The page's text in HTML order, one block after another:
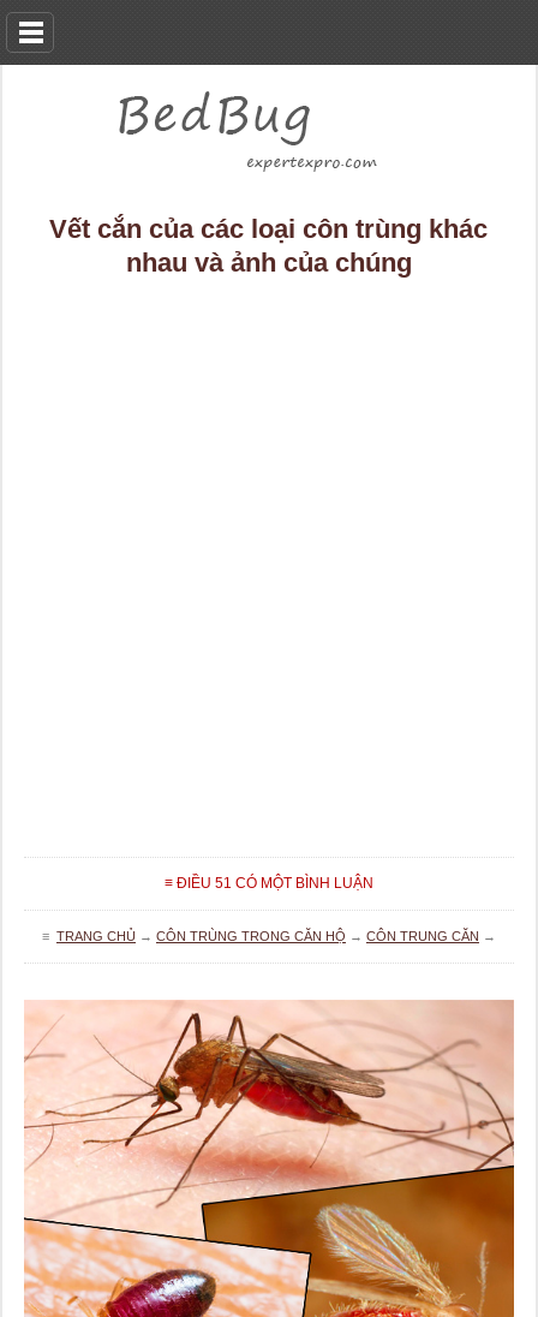
Vết cắn của các loại côn trùng khác
nhau và ảnh của chúng
≡ ĐIỀU 51 CÓ MỘT BÌNH LUẬN
≡ TRANG CHỦ → CÔN TRÙNG TRONG CĂN HỘ → CÔN TRUNG CĂN →